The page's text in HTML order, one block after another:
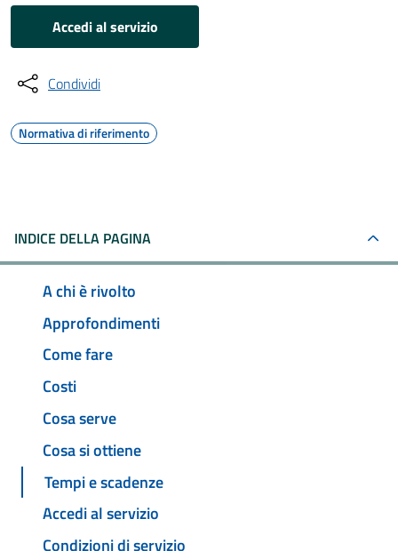
Accedi al servizio
Condividi
Normativa di riferimento
INDICE DELLA PAGINA
A chi è rivolto
Approfondimenti
Come fare
Costi
Cosa serve
Cosa si ottiene
Tempi e scadenze
Accedi al servizio
Condizioni di servizio